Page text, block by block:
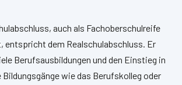
auch als Fachoberschulreife
entspricht dem Realschulabschluss. Er
Berufsausbildungen und den Einstieg in
wie das Berufskolleg oder